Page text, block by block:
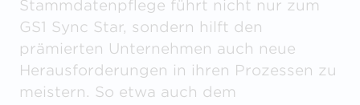
Stammdatenpflege führt nicht nur zum
GS1 Sync Star, sondern hilft den
prämierten Unternehmen auch neue
Herausforderungen in ihren Prozessen zu
meistern. So etwa auch dem